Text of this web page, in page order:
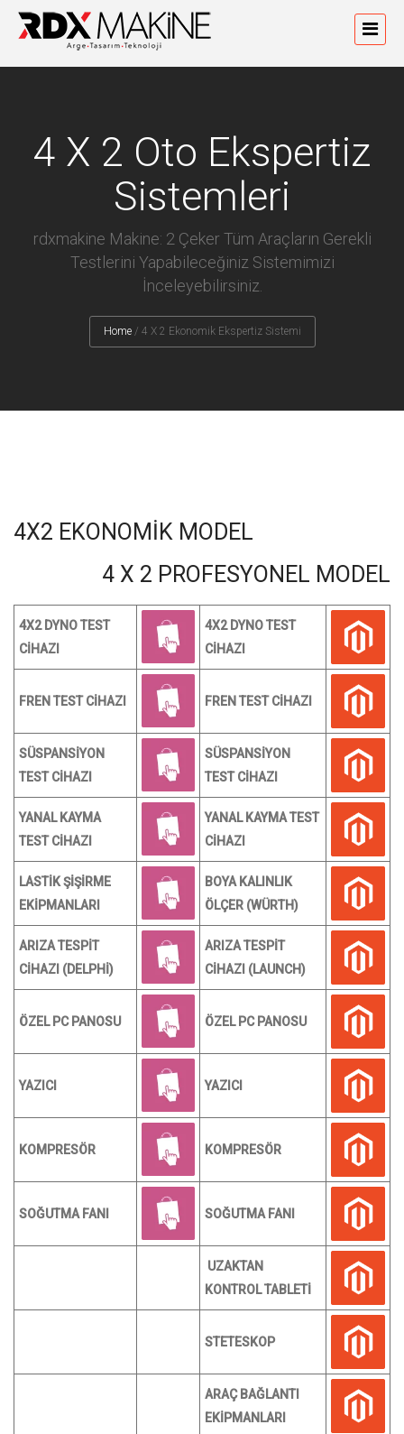
4 X 2 Oto Ekspertiz
Sistemleri
rdxmakine Makine: 2 Çeker Tüm Araçların Gerekli
Testlerini Yapabileceğiniz Sistemimizi
İnceleyebilirsiniz.
Home / 4 X 2 Ekonomik Ekspertiz Sistemi
4X2 EKONOMİK MODEL
4 X 2 PROFESYONEL MODEL
4X2 DYNO TEST
CİHAZI
4X2 DYNO TEST
CİHAZI
FREN TEST CİHAZI FREN TEST CİHAZI
SÜSPANSİYON
TEST CİHAZI
SÜSPANSİYON
TEST CİHAZI
YANAL KAYMA
TEST CİHAZI
YANAL KAYMA TEST
CİHAZI
LASTİK ŞİŞİRME
EKİPMANLARI
BOYA KALINLIK
ÖLÇER (WÜRTH)
ARIZA TESPİT
CİHAZI (DELPHİ)
ARIZA TESPİT
CİHAZI (LAUNCH)
ÖZEL PC PANOSU ÖZEL PC PANOSU
YAZICI YAZICI
KOMPRESÖR KOMPRESÖR
SOĞUTMA FANI SOĞUTMA FANI
UZAKTAN
KONTROL TABLETİ
STETESKOP
ARAÇ BAĞLANTI
EKİPMANLARI